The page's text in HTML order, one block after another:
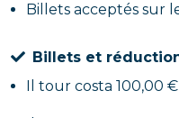
Billets acceptés sur
Billets et
Il tour costa 100,00